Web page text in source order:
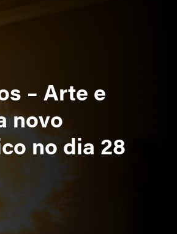
– Arte e
novo
no dia 28